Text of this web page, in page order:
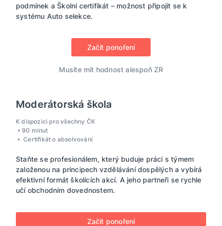
podmínek a Školní certifikát – možnost připojit se k
systému Auto selekce.
Začít ponoření
Musíte mít hodnost alespoň ZR
Moderátorská škola
K dispozici pro všechny ČK
90 minut
Certifikát o absolvování
Staňte se profesionálem, který buduje práci s týmem
založenou na principech vzdělávání dospělých a vybírá
efektivní formát školících akcí. A jeho partneři se rychle
učí obchodním dovednostem.
Začít ponoření